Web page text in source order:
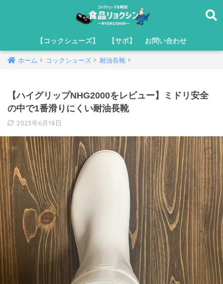
【コックシューズ】 【サボ】 お問い合わせ
ホーム コックシューズ 耐油長靴
【ハイグリップNHG2000をレビュー】ミドリ安全
の中で1番滑りにくい耐油長靴
2023年6月18日